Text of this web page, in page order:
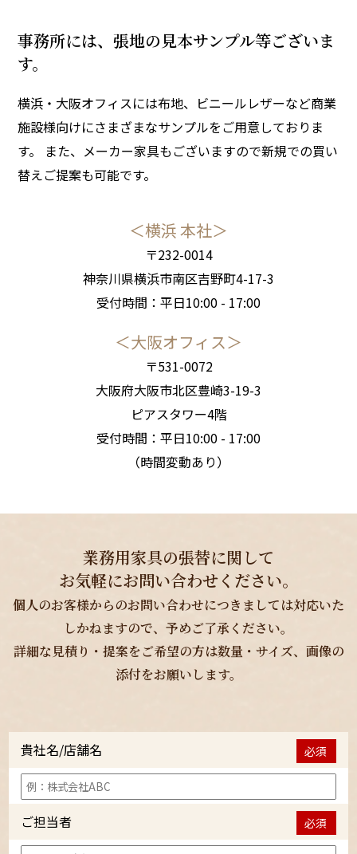
事務所には、張地の見本サンプル等ございま
す。
横浜・大阪オフィスには布地、ビニールレザーなど商業
施設様向けにさまざまなサンプルをご用意しておりま
す。 また、メーカー家具もございますので新規での買い
替えご提案も可能です。
＜横浜 本社＞
〒232-0014
神奈川県横浜市南区吉野町4-17-3
受付時間：平日10:00 - 17:00
＜大阪オフィス＞
〒531-0072
大阪府大阪市北区豊崎3-19-3
ピアスタワー4階
受付時間：平日10:00 - 17:00
（時間変動あり）
業務用家具の張替に関して
お気軽にお問い合わせください。
個人のお客様からのお問い合わせにつきましては対応いた
しかねますので、予めご了承ください。
詳細な見積り・提案をご希望の方は数量・サイズ、画像の
添付をお願いします。
貴社名/店舗名 必須
ご担当者 必須